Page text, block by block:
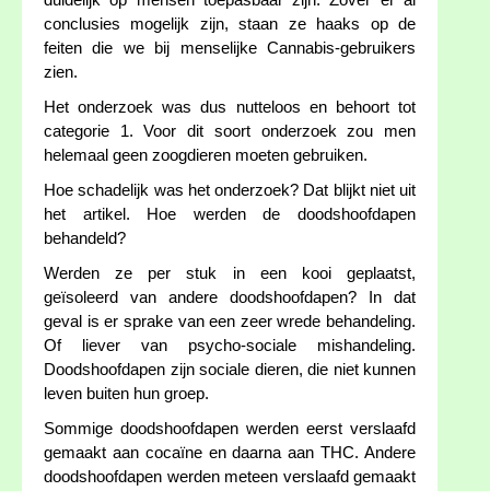
conclusies mogelijk zijn, staan ze haaks op de
feiten die we bij menselijke Cannabis-gebruikers
zien.
Het onderzoek was dus nutteloos en behoort tot
categorie 1. Voor dit soort onderzoek zou men
helemaal geen zoogdieren moeten gebruiken.
Hoe schadelijk was het onderzoek? Dat blijkt niet uit
het artikel. Hoe werden de doodshoofdapen
behandeld?
Werden ze per stuk in een kooi geplaatst,
geïsoleerd van andere doodshoofdapen? In dat
geval is er sprake van een zeer wrede behandeling.
Of liever van psycho-sociale mishandeling.
Doodshoofdapen zijn sociale dieren, die niet kunnen
leven buiten hun groep.
Sommige doodshoofdapen werden eerst verslaafd
gemaakt aan cocaïne en daarna aan THC. Andere
doodshoofdapen werden meteen verslaafd gemaakt